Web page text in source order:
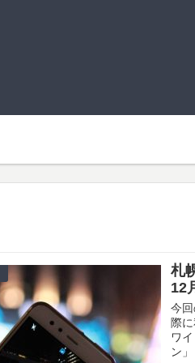
札
12
今
際
ワ
ン